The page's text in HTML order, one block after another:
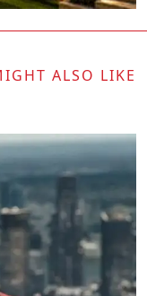
ALSO LIKE